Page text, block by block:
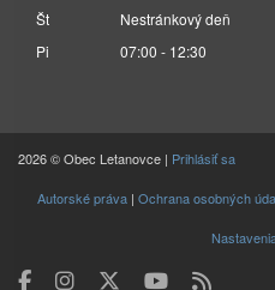
Št
Nestránkový deň
Pi
07:00 - 12:30
2026 © Obec Letanovce | Prihlásiť sa
Autorské práva| Ochrana osobných